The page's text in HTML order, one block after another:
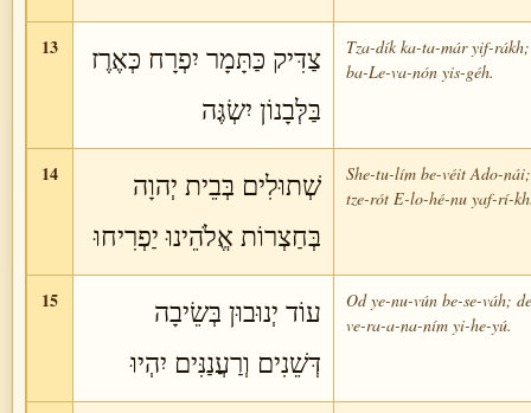
13
צַדִּיק כַּתָּמָר יִפְרָח כְּאֶרֶז
בַּלְּבָנוֹן יִשְׂגֶּה
Tza-dík ka-ta-már yif-
ba-Le-va-nón yis-géh.
14
שְׁתוּלִים בְּבֵית יְהוָה
בְּחַצְרוֹת אֱלֹהֵינוּ יַפְרִיחוּ
She-tu-lím be-véit Ado-
tze-rót E-lo-hé-nu yaf-rí-
15
עוֹד יְנוּבוּן בְּשֵׂיבָה
דְּשֵׁנִים וְרַעֲנַנִּים יִהְיוּ
Od ye-nu-vún be-se-váh;
ve-ra-a-na-ním yi-he-yú.